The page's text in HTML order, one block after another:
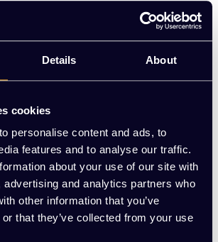
Details About
cookies
personalise content and ads, to
features and to analyse our traffic.
about your use of our site with
advertising and analytics partners who
other information that you’ve
that they’ve collected from your use
producten zul je altijd wel iets
tussen de vele collecties. Door
meubels en accessoires als in
Dixon vinden in allerlei
bijvoorbeeld aan London en Milaan,
het gebruik van de juiste materialen.
een erg lange en rijke
veel betekend voor de mens. Dit
dat Tom Dixon veel van zijn verlichting
met koper. Daarnaast wordt
erg veel gebruikt omdat het sterke en